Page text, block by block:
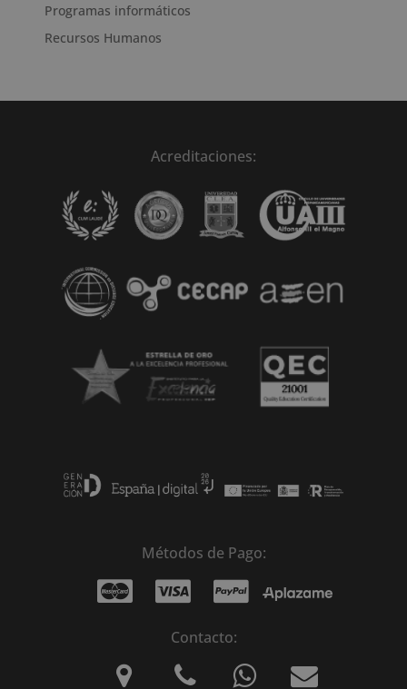
Programas informáticos
Recursos Humanos
Acreditaciones:
Métodos de Pago:
Contacto: